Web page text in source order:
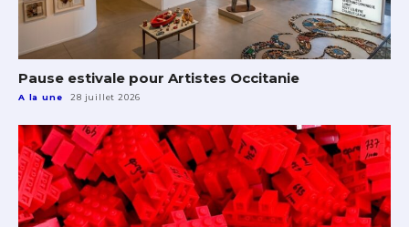
Pause estivale pour Artistes Occitanie
A la une 28 juillet 2026